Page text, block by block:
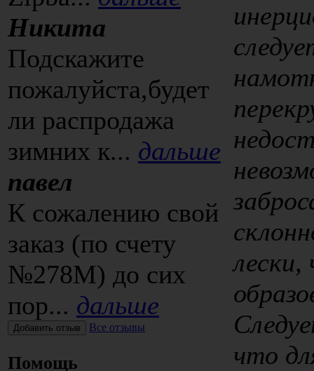
Никита
Подскажите
пожалуйста,будет
ли распродажа
зимних к... дальше
павел
К сожалению свой
заказ (по счету
№278М) до сих
пор... дальше
Все отзывы
Помощь
что